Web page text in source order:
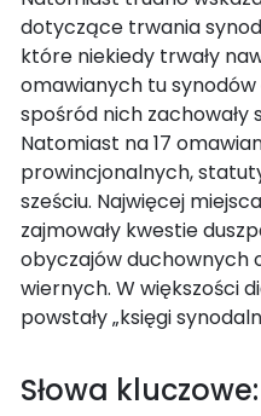
dotyczące trwania
które niekiedy trwały
omawianych tu
spośród nich zachowały
Natomiast na 17
prowincjonalnych,
sześciu. Najwięcej
zajmowały kwestie
obyczajów duchownych
wiernych. W większości
powstały „księgi
Słowa kluczowe: